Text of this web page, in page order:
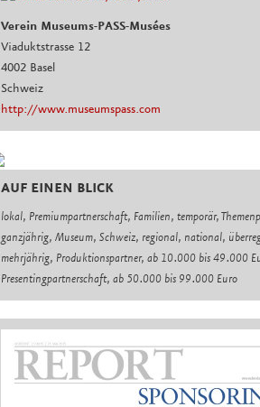
Verein Museums-PASS-Musées
Viaduktstrasse 12
4002 Basel
Schweiz
http://www.museumspass.com
AUF EINEN BLICK
lokal, Premiumpartnerschaft, Familien, temporär,
ganzjährig, Museum, Schweiz, regional, national,
mehrjährig, Produktionspartner, ab 10.000 bis 49.000
Presentingpartnerschaft, ab 50.000 bis 99.000 Euro